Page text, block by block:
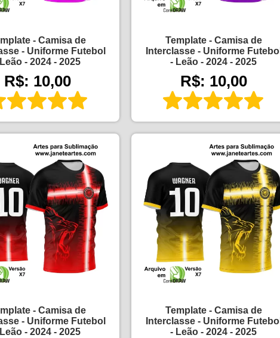
- Camisa de
- Uniforme Futebol
- 2024 - 2025
R$: 10,00
Template - Camisa de
Interclasse - Uniforme Futebol
- Leão - 2024 - 2025
R$: 10,00
- Camisa de
- Uniforme Futebol
- 2024 - 2025
Template - Camisa de
Interclasse - Uniforme Futebol
- Leão - 2024 - 2025